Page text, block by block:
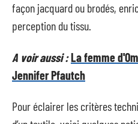
façon jacquard ou brodés,
perception du tissu.
A voir aussi :La femme
Jennifer Pfautch
Pour éclairer les critères